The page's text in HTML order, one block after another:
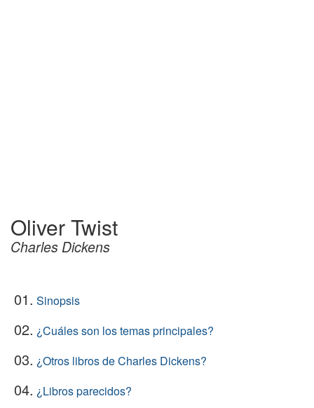
Oliver Twist
Charles Dickens
01. Sinopsis
02. ¿Cuáles son los temas principales?
03. ¿Otros libros de Charles Dickens?
04. ¿Libros parecidos?